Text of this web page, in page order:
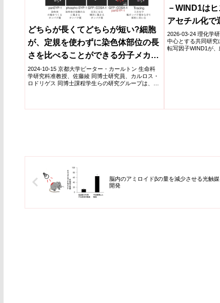
どちらが長くてどちらが短い?細胞
が、定規を使わずに染色体部位の長
さを比べることができる分子メカニ
ズムとは?
2024-10-15 京都大学ピーター・カールトン 生命科
学研究科准教授、佐藤綾 同博士研究員、カルロス・
ロドリゲス 同博士課程学生らの研究グループは、線
－WIND1は
アセチル化で
2026-03-24 理化学
中心とする共同研究
転写因子WIND1が、
脳内のアミロイドβの量を減少させる光触媒
開発